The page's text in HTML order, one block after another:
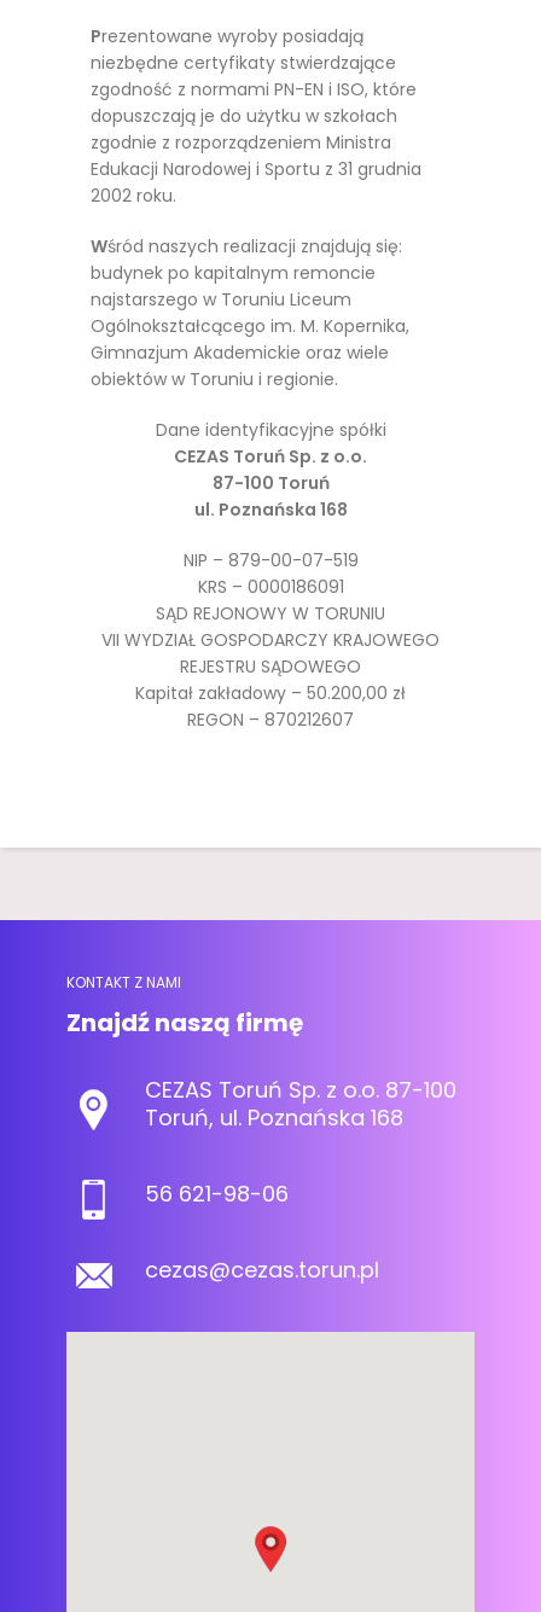
Prezentowane wyroby posiadają
niezbędne certyfikaty stwierdzające
zgodność z normami PN-EN i ISO, które
dopuszczają je do użytku w szkołach
zgodnie z rozporządzeniem Ministra
Edukacji Narodowej i Sportu z 31 grudnia
2002 roku.
Wśród naszych realizacji znajdują się:
budynek po kapitalnym remoncie
najstarszego w Toruniu Liceum
Ogólnokształcącego im. M. Kopernika,
Gimnazjum Akademickie oraz wiele
obiektów w Toruniu i regionie.
Dane identyfikacyjne spółki
CEZAS Toruń Sp. z o.o.
87-100 Toruń
ul. Poznańska 168
NIP – 879-00-07-519
KRS – 0000186091
SĄD REJONOWY W TORUNIU
VII WYDZIAŁ GOSPODARCZY KRAJOWEGO
REJESTRU SĄDOWEGO
Kapitał zakładowy – 50.200,00 zł
REGON – 870212607
KONTAKT Z NAMI
Znajdź naszą firmę
CEZAS Toruń Sp. z o.o. 87-100
Toruń, ul. Poznańska 168
56 621-98-06
cezas@cezas.torun.pl